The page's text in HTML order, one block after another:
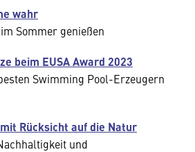
wahr
Sommer genießen
beim EUSA Award 2023
Swimming Pool-Erzeugern
Rücksicht auf die Natur
und